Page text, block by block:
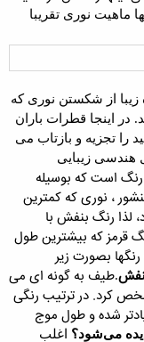
ماهیت نوری تقریبا
از شکستن نوری که
در اینجا قطرات باران
را تجزیه و بازتاب می
هندسی زیبایی
رنگ است که بوسیله
، نوری که کمترین
لذا رنگ بنفش با
قرمز که بیشترین طول
بصورت زیر
.طیف به گونه ای می
کرد. در ترتیب رنگی
شده و طول موج
می‌شود؟ اغلب